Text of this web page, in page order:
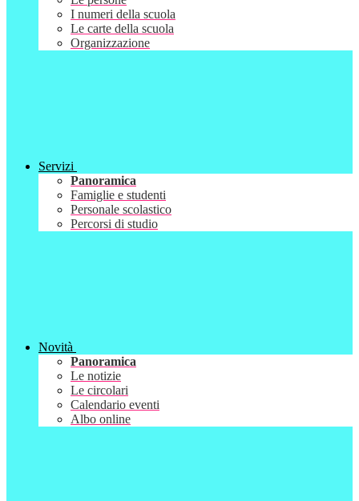
I numeri della scuola
Le carte della scuola
Organizzazione
Servizi
Panoramica
Famiglie e studenti
Personale scolastico
Percorsi di studio
Novità
Panoramica
Le notizie
Le circolari
Calendario eventi
Albo online